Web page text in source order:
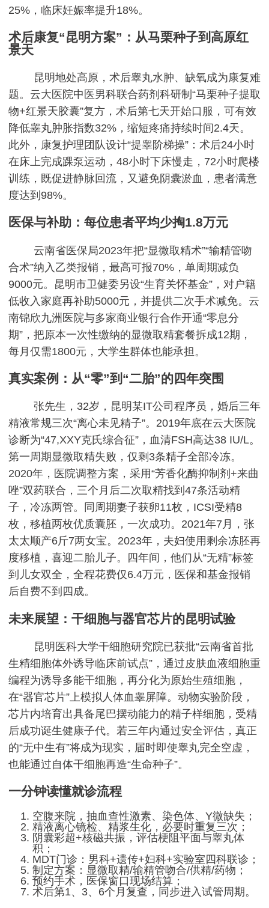
25%，临床妊娠率提升18%。
术后康复“昆明方案”：从马栗种子到高原红
景天
昆明地处高原，术后睾丸水肿、缺氧成为康复难
题。云大医院中医男科联合药剂科研制“马栗种子提取
物+红景天胶囊”复方，术后第七天开始口服，可有效
降低睾丸肿胀指数32%，缩短疼痛持续时间2.4天。
此外，康复护理团队设计“提睾阶梯操”：术后24小时
在床上完成踝泵运动，48小时下床慢走，72小时爬楼
训练，既促进静脉回流，又避免阴囊淤血，患者满意
度达到98%。
医保与补助：每位患者平均少掏1.8万元
云南省医保局2023年把“显微取精术”“输精管吻
合术”纳入乙类报销，最高可报70%，单周期减负
9000元。昆明市卫健委另设“生育关怀基金”，对户籍
低收入家庭再补助5000元，并提供二次手术减免。云
南锦欣九洲医院与多家商业银行合作开通“零息分
期”，把原本一次性缴纳的显微取精套餐拆成12期，
每月仅需1800元，大学生群体也能承担。
真实案例：从“零”到“二胎”的四年突围
张先生，32岁，昆明某IT公司程序员，婚后三年
精液常规三次“离心未见精子”。2019年底在云大医院
诊断为“47,XXY克氏综合征”，血清FSH高达38 IU/L。
第一周期显微取精失败，仅剩3条精子全部冷冻。
2020年，医院调整方案，采用“芳香化酶抑制剂+来曲
唑”双药联合，三个月后二次取精找到47条活动精
子，冷冻两管。同周期妻子获卵11枚，ICSI受精8
枚，移植两枚优质囊胚，一次成功。2021年7月，张
太太顺产6斤7两女宝。2023年，夫妇使用剩余冻胚再
度移植，喜迎二胎儿子。四年间，他们从“无精”标签
到儿女双全，全程花费仅6.4万元，医保和基金报销
后自费不到四成。
未来展望：干细胞与器官芯片的昆明试验
昆明医科大学干细胞研究院已获批“云南省首批
生精细胞体外诱导临床前试点”，通过皮肤血液细胞重
编程为诱导多能干细胞，再分化为原始生殖细胞，
在“器官芯片”上模拟人体血睾屏障。动物实验阶段，
芯片内培育出具备尾巴摆动能力的精子样细胞，受精
后成功诞生健康子代。若三年内通过安全评估，真正
的“无中生有”将成为现实，届时即使睾丸完全空虚，
也能通过自体干细胞再造“生命种子”。
一分钟读懂就诊流程
空腹来院，抽血查性激素、染色体、Y微缺失；
精液离心镜检、精浆生化，必要时重复三次；
阴囊彩超+核磁共振，评估梗阻平面与睾丸体
积；
MDT门诊：男科+遗传+妇科+实验室四科联诊；
制定方案：显微取精/输精管吻合/供精/药物；
预约手术，医保窗口现场结算；
术后第1、3、6个月复查，同步进入试管周期。